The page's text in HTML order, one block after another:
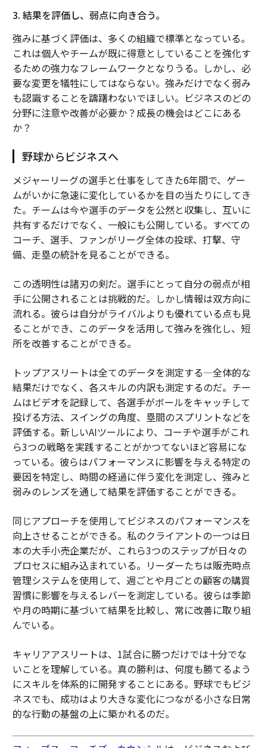
3. 結果を評価し、弱点に向き合う。
強みに基づく評価は、多くの組織で標準となっている。
これは個人やチームが既に得意としていることを強化す
るための強力なフレームワークとなりうる。しかし、必
要な変更を犠牲にしてはならない。強みだけでなく弱み
も認識することを躊躇わないでほしい。ビジネスのどの
分野に注意や改善が必要か？成長の機会はどこにある
か？
野球からビジネスへ
メジャーリーグの選手と仕事をしてきた6年間で、ゲー
ムがいかに急速に変化しているかを目の当たりにしてき
た。チームは今や選手のデータを公然と収集し、互いに
共有するだけでなく、一般にも公開している。すべての
コーチ、選手、ファンがリーグ全体の投球、打撃、守
備、走塁の統計を見ることができる。
この透明性は諸刃の剣だ。選手にとって自分の弱点が相
手に公開されることは挑戦的だ。しかし情報は双方向に
流れる。彼らは自分がライバルよりも優れている点も見
ることができ、このデータを活用して強みを強化し、短
所を改善することができる。
トップアスリートは全てのデータを測定する—全体的な
結果だけでなく、各スキルの内訳も測定するのだ。チー
ムはビデオを記録して、各選手がボールをキャッチして
投げる方法、スイングの角度、塁間のスプリントなどを
評価する。新しいAIツールにより、コーチや選手がこれ
ら3つの戦略を実践することがかつてないほど容易にな
っている。彼らはパフォーマンスに影響を与える特定の
要因を特定し、時間の経過に伴う変化を測定し、強みと
弱みのレンズを通して結果を評価することができる。
同じアプローチを使用してビジネスのパフォーマンスを
向上させることができる。私のクライアントの一つは日
本の大手小売企業だが、これら3つのステップが日々の
プロセスに組み込まれている。リーダーたちは販売時点
管理システムを使用して、週ごとや月ごとの顧客の購買
習慣に影響を与えるレバーを測定している。彼らは季節
や月の時期に基づいて結果を比較し、常に改善に取り組
んでいる。
キャリアアスリートは、1試合に勝つだけでは十分でな
いことを理解している。真の勝利は、何度も勝てるよう
にスキルを体系的に開発することにある。野球でもビジ
ネスでも、成功はより大きな変化につながる小さな日常
的な行動の基盤の上に築かれるのだ。